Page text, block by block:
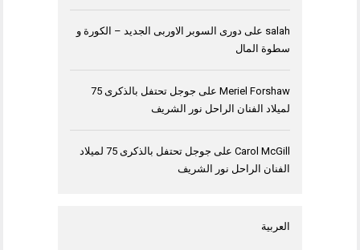
salah على دورى السوبر الاوربى الجديد – الكورة و
سطوة المال
Meriel Forshaw على
جوجل تحتفل بالذكرى 75
لميلاد الفنان الراحل نور الشريف
Carol McGill على
جوجل تحتفل بالذكرى 75 لميلاد
الفنان الراحل نور الشريف
العربية